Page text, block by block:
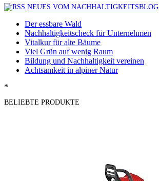
NEUES VOM NACHHALTIGKEITSBLOG
Der essbare Wald
Nachhaltigkeitscheck für Unternehmen
Vitalkur für alte Bäume
Viel Grün auf wenig Raum
Bildung und Nachhaltigkeit vereinen
Achtsamkeit in alpiner Natur
*
BELIEBTE PRODUKTE